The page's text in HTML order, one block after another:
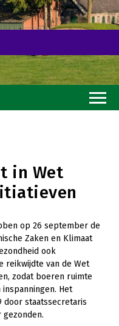
in Wet
op 26 september de
Zaken en Klimaat
ook
reikwijdte van de Wet
zodat boeren ruimte
Het
door staatssecretaris
gezonden.